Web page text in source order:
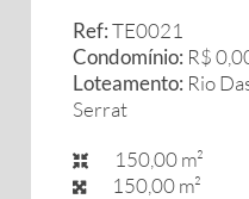
Ref:TE0021
Condomínio: R$
Loteamento: Rio
Serrat
150,00 m²
150,00 m²